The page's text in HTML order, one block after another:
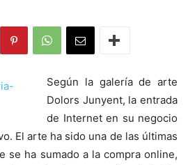
Según la galería de arte
Dolors Junyent, la entrada
de Internet en su negocio
El arte ha sido una de las últimas
se ha sumado a la compra online,